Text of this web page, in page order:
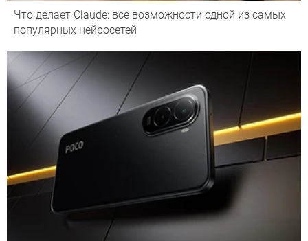
Что делает Сlaude: все возможности одной из самых
популярных нейросетей